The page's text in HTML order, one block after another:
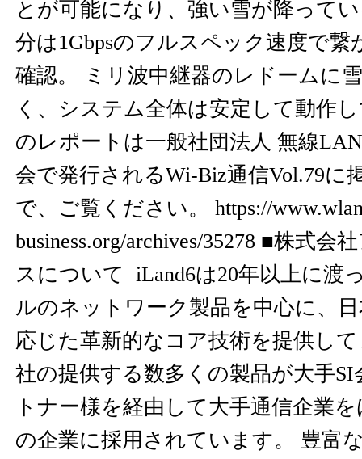
とが可能になり、強い雪が降って
分は1Gbpsのフルスペック速度で
確認。 ミリ波中継器のレドームに
く、システム全体は安定して動作
のレポートは一般社団法人 無線
会で発行されるWi-Biz通信Vol.79に
で、ご覧ください。 https://
business.org/archives/35278 ■株式会
スについて iLand6は20年以上に渡
ルのネットワーク製品を中心に、
応じた革新的なコア技術を提供し
社の提供する数多くの製品が大手SI
トナー様を経由して大手通信企業
の企業に採用されています。 豊富